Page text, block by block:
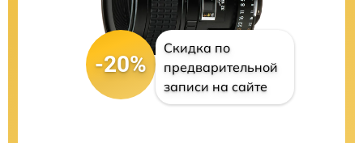
-20%
Скидка по
предварительной
записи на сайте